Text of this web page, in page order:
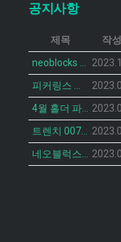
공지사항
제목
작
neoblocks CAR 프로젝트가 공개되었습니다.
피커링스 진 NFT BOTANIST PEACOCK의 민팅 일정이 공개 되었습니다.
4월 홀더 파티 안내
트렌치 007 캣 NFT의 민팅 일정 공개
네오블럭스 ‘더 브루디 헨 NFT’ 2차 민팅 시작